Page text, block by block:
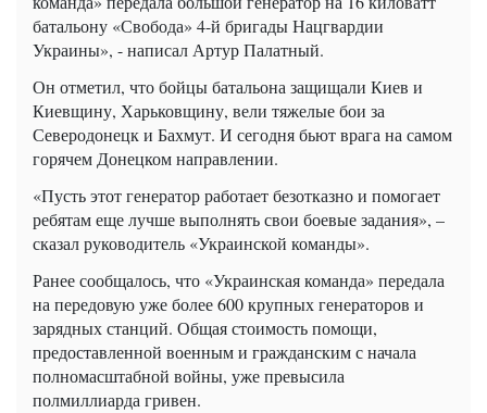
батальону «Свобода» 4-й бригады Нацгвардии
Украины», - написал Артур Палатный.
Он отметил, что бойцы батальона защищали Киев и
Киевщину, Харьковщину, вели тяжелые бои за
Северодонецк и Бахмут. И сегодня бьют врага на самом
горячем Донецком направлении.
«Пусть этот генератор работает безотказно и помогает
ребятам еще лучше выполнять свои боевые задания», –
сказал руководитель «Украинской команды».
Ранее сообщалось, что «Украинская команда» передала
на передовую уже более 600 крупных генераторов и
зарядных станций. Общая стоимость помощи,
предоставленной военным и гражданским с начала
полномасштабной войны, уже превысила
полмиллиарда гривен.